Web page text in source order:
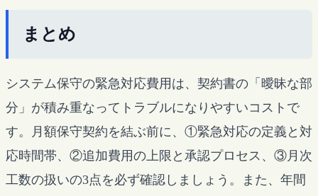
まとめ
システム保守の緊急対応費用は、契約書の「曖昧な部
分」が積み重なってトラブルになりやすいコストで
す。月額保守契約を結ぶ前に、①緊急対応の定義と対
応時間帯、②追加費用の上限と承認プロセス、③月次
工数の扱いの3点を必ず確認しましょう。また、年間